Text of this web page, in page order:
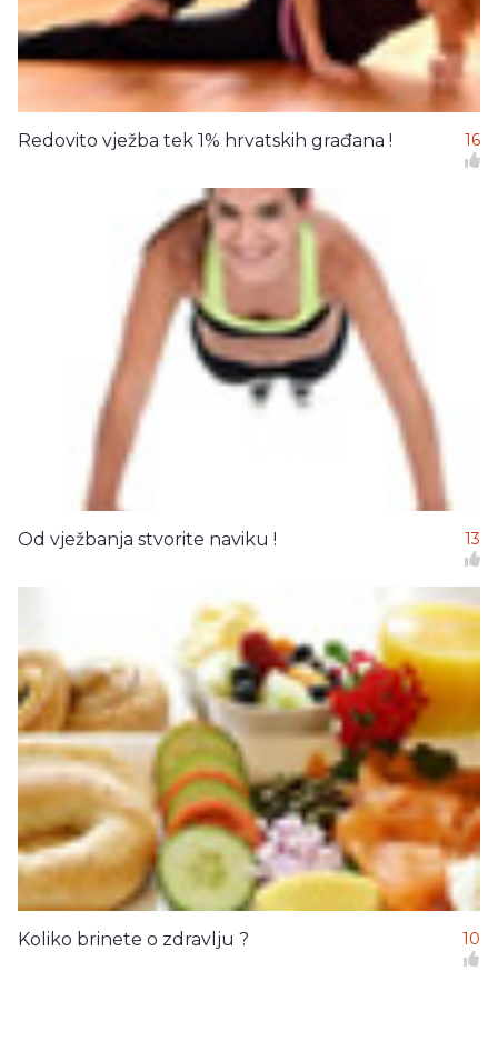
Redovito vježba tek 1% hrvatskih građana ! 16
Od vježbanja stvorite naviku ! 13
Koliko brinete o zdravlju ? 10